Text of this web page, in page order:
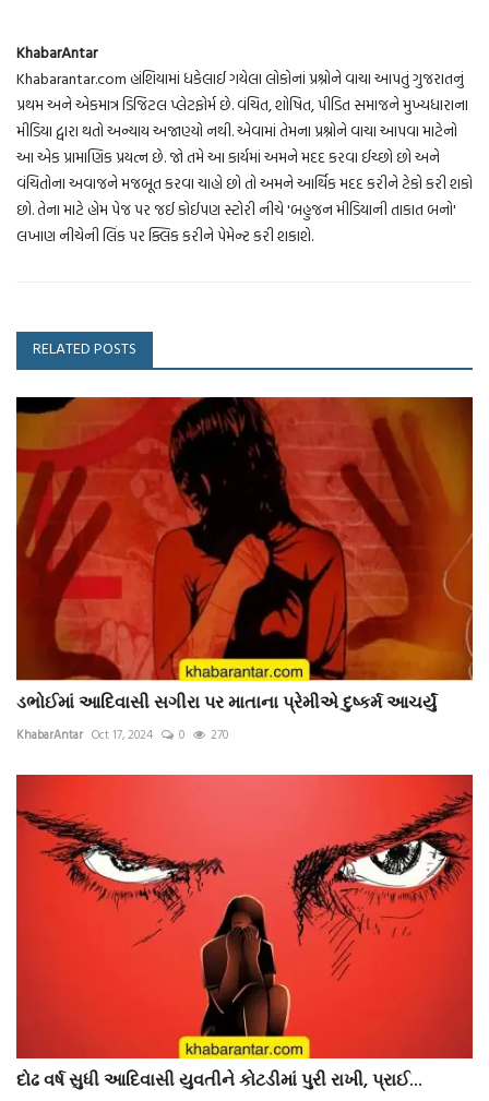
KhabarAntar
Khabarantar.com હાંશિયામાં ધકેલાઈ ગયેલા લોકોનાં પ્રશ્નોને વાચા આપતું ગુજરાતનું
પ્રથમ અને એકમાત્ર ડિજિટલ પ્લેટફોર્મ છે. વંચિત, શોષિત, પીડિત સમાજને મુખ્યધારાના
મીડિયા દ્વારા થતો અન્યાય અજાણ્યો નથી. એવામાં તેમના પ્રશ્નોને વાચા આપવા માટેનો
આ એક પ્રામાણિક પ્રયત્ન છે. જો તમે આ કાર્યમાં અમને મદદ કરવા ઈચ્છો છો અને
વંચિતોના અવાજને મજબૂત કરવા ચાહો છો તો અમને આર્થિક મદદ કરીને ટેકો કરી શકો
છો. તેના માટે હોમ પેજ પર જઈ કોઈપણ સ્ટોરી નીચે 'બહુજન મીડિયાની તાકાત બનો'
લખાણ નીચેની લિંક પર ક્લિક કરીને પેમેન્ટ કરી શકાશે.
RELATED POSTS
ડભોઈમાં આદિવાસી સગીરા પર માતાના પ્રેમીએ દુષ્કર્મ આચર્યું
KhabarAntar Oct 17, 2024 0 270
દોઢ વર્ષ સુધી આદિવાસી યુવતીને કોટડીમાં પુરી રાખી, પ્રાઈ...